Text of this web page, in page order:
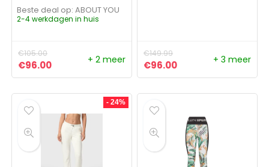
Beste deal op:
ABOUT YOU
2-4 werkdagen in huis
€105.00
Oorspronkelijke prijs was: €105.00.
€96.00Huidige prijs is: €96.00.
+ 2 meer
€149.99
Oorspronkelijke prijs was:
€96.00Huidige prijs is:
+ 3 meer
- 24%